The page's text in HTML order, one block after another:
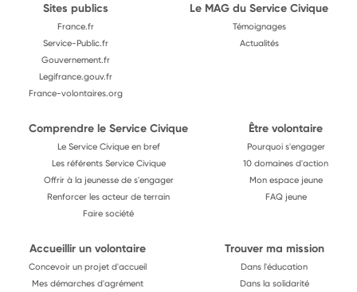
Sites publics
France.fr
Service-Public.fr
Gouvernement.fr
Legifrance.gouv.fr
France-volontaires.org
Le MAG du Service Civique
Témoignages
Actualités
Comprendre le Service Civique
Le Service Civique en bref
Les référents Service Civique
Offrir à la jeunesse de s'engager
Renforcer les acteur de terrain
Faire société
Être volontaire
Pourquoi s'engager
10 domaines d'action
Mon espace jeune
FAQ jeune
Accueillir un volontaire
Concevoir un projet d'accueil
Mes démarches d'agrément
Trouver ma mission
Dans l'éducation
Dans la solidarité